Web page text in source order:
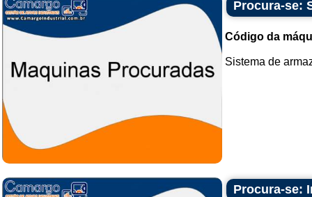
Procura-se:
Código da
Sistema de
Procura-se: